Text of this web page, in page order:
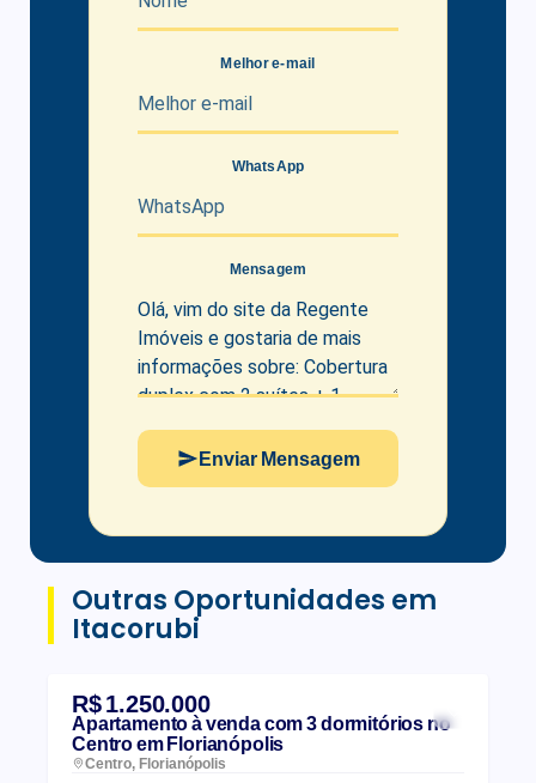
Melhor e-mail
WhatsApp
Mensagem
Enviar Mensagem
Outras Oportunidades em
Itacorubi
R$ 1.250.000
Apartamento à venda com 3 dormitórios no
Centro em Florianópolis
Centro, Florianópolis